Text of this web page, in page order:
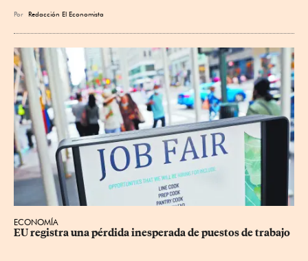
Por Redacción El Economista
ECONOMÍA
EU registra una pérdida inesperada de puestos de trabajo